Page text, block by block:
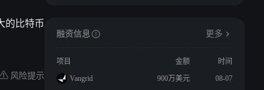
的比特币
风险提示
融资信息 更多
项目 金额
时间
Vangrid
900万美元 08-07